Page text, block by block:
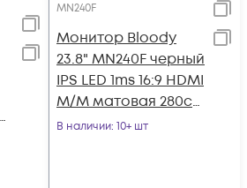
MN240F
Монитор Bloody
23.8" MN240F черный
IPS LED 1ms 16:9 HDMI
M/M матовая 280cd
178гр/178гр 1920x1080
В наличии: 10+ шт